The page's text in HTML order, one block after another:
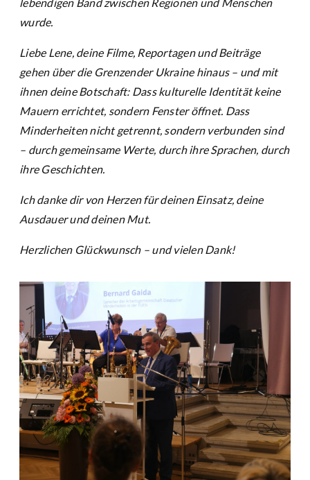
wurde.
Liebe Lene, deine Filme, Reportagen und Beiträge
gehen über die Grenzender Ukraine hinaus – und mit
ihnen deine Botschaft: Dass kulturelle Identität keine
Mauern errichtet, sondern Fenster öffnet. Dass
Minderheiten nicht getrennt, sondern verbunden sind
– durch gemeinsame Werte, durch ihre Sprachen, durch
ihre Geschichten.
Ich danke dir von Herzen für deinen Einsatz, deine
Ausdauer und deinen Mut.
Herzlichen Glückwunsch – und vielen Dank!